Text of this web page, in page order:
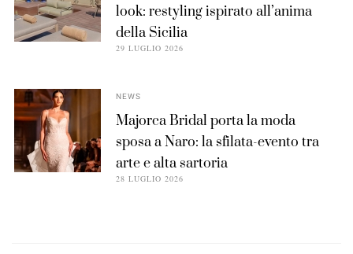
look: restyling ispirato all’anima
della Sicilia
29 LUGLIO 2026
NEWS
Majorca Bridal porta la moda
sposa a Naro: la sfilata-evento tra
arte e alta sartoria
28 LUGLIO 2026